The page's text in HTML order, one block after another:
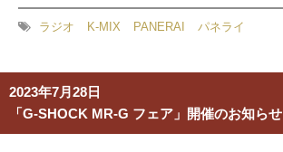
ラジオ K-MIX PANERAI パネライ
2023年7月28日
「G-SHOCK MR-G フェア」開催のお知らせ